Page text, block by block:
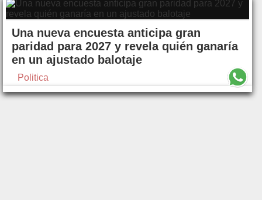
Una nueva encuesta anticipa gran
paridad para 2027 y revela quién ganaría
en un ajustado balotaje
Politica